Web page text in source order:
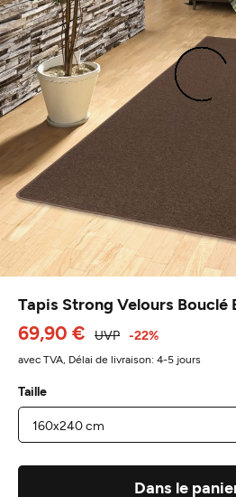
Tapis Strong Velours Bouclé
69,90 € UVP -22%
avec TVA, Délai de livraison: 4-5 jours
Taille
Dans le